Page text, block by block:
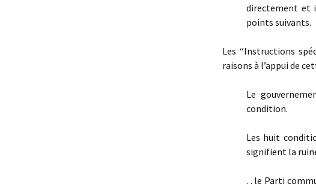
directement et
points suivants.
Les “Instructions
raisons à l’appui de
Le
condition.
Les huit
signifient la
. . le Parti